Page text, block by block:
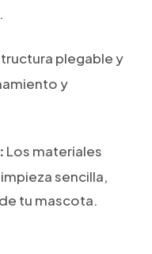
plegable y
y
Los materiales
sencilla,
tu mascota.